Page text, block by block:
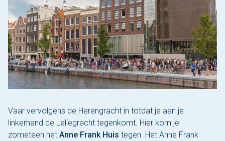
Vaar vervolgens de Herengracht in totdat je aan je
linkerhand de Leliegracht tegenkomt. Hier kom je
zometeen het Anne Frank Huis tegen. Het Anne Frank